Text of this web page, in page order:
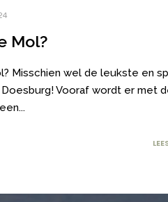
Mol?
Misschien wel de leukste en
Vooraf wordt er met
...